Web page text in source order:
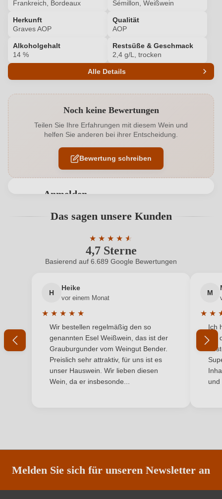
Frankreich, Bordeaux Sémillon, Weißwein
Herkunft
Graves AOP
Qualität
AOP
Alkoholgehalt
14 %
Restsüße & Geschmack
2,4 g/L, trocken
Alle Details
Alkoholgehalt in % 14 %
Allergene Enthält Sulfite
Geographische Angabe Graves AOP
Baron Philippe de Rothschild S.A., Rue de Grassi
10, 33250 Pauillac, Frankreich
Land Frankreich
Qualität AOP
Sémillon
Traubenfarbe
Weinart Weißwein
Noch keine Bewertungen
Teilen Sie Ihre Erfahrungen mit diesem Wein und
helfen Sie anderen bei ihrer Entscheidung.
Bewertung schreiben
Anmelden
Benutzern abgegeben werden. Bitte loggen Sie sich
Neuer Kunde? Neuer Kunde?
Ihre E-Mail-Adresse
Ihr Passwort
Ich habe mein Passwort vergessen
Das sagen unsere Kunden
4,7 Sterne
★ ★ ★ ★ ★
★
Durchschnittliche Bewertung von 4.7
Basierend auf 6.689 Google Bewertungen
H
Heike
vor einem Monat
★ ★ ★ ★ ★
Durchschnittliche Bewertung von 5 von 5 Sternen
Wir bestellen regelmäßig den so
genannten Esel Weißwein, das ist der
Grauburgunder vom Weingut Bender.
Preislich sehr attraktiv, für uns ist es
unser Hauswein. Wir lieben diesen
Wein, da er insbesonde...
M
★ ★
Ich
mit
und
Melden Sie sich für unseren Newsletter an